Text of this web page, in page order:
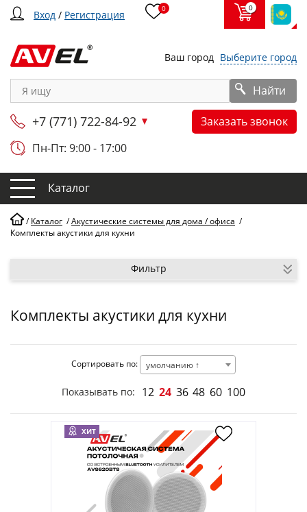
Вход / Регистрация 0 0
Ваш город Выберите город
Найти
+7 (771) 722-84-92
Заказать звонок
Пн-Пт: 9:00 - 17:00
Каталог
/Каталог /Акустические системы для дома / офиса /
Комплекты акустики для кухни
Фильтр
Комплекты акустики для кухни
Сортировать по: умолчанию ↑
Показывать по: 12 24 36 48 60 100
ХИТ